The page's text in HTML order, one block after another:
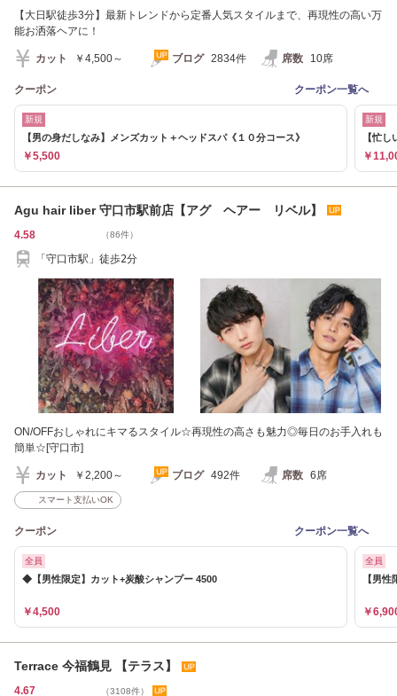
【大日駅徒歩3分】最新トレンドから定番人気スタイルまで、再現性の高い万
能お洒落ヘアに！
カット ￥4,500～ ブログ 2834件 席数 10席
クーポン クーポン一覧へ
新規
【男の身だしなみ】メンズカット＋ヘッドスパ《１０分コース》
￥5,500
新規
【忙
￥
Agu hair liber 守口市駅前店【アグ ヘアー リベル】
4.58 （86件）
「守口市駅」徒歩2分
ON/OFFおしゃれにキマるスタイル☆再現性の高さも魅力◎毎日のお手入れも
簡単☆[守口市]
カット ￥2,200～ ブログ 492件 席数 6席
スマート支払いOK
クーポン クーポン一覧へ
全員
◆【男性限定】カット+炭酸シャンプー 4500
￥4,500
全員
【男
￥
Terrace 今福鶴見 【テラス】
4.67 （3108件）